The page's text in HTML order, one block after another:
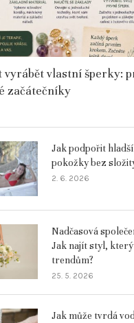
vyrábět vlastní šperky:
začátečníky
Jak podpořit
pokožky bez
2. 6. 2026
Nadčasová
Jak najít styl,
trendům?
25. 5. 2026
Jak může tvrdá